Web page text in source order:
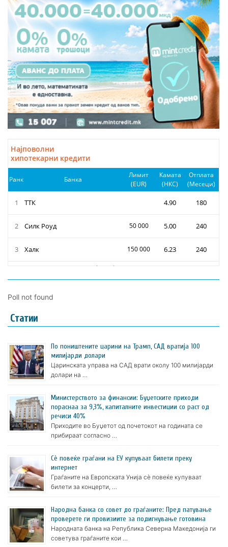
Poll not found
Статии
По поништените царини на Трамп, САД вратија 100
милијарди долари
Царинската управа на САД врати околу 100 милијарди
долари на …
Министерството за финансии: Буџетските приходи
пораснаа за 9,3%, капиталните инвестиции со раст од
речиси 40%
Приходите во Буџетот од почетокот на годината се
прибираат согласно …
Сè повеќе граѓани на ЕУ купуваат билети преку
интернет
Граѓаните на Европската Унија сè повеќе купуваат
билети за концерти, …
Народна банка со совет до граѓаните: Пред патување
проверете ги провизиите за подигнување готовина
Народната банка на Република Северна Македонија ги
советува граѓаните кои …